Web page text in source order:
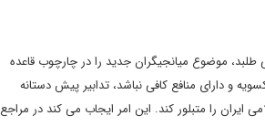
موضوع میانجیگران جدید را در چارچوب قاعده
و دارای منافع کافی نباشد، تدابیر پیش دستانه
را متبلور کند. این امر ایجاب می کند در مراجع